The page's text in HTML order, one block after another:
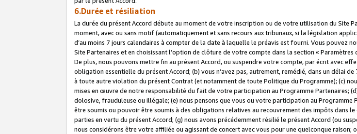
6.Durée et résiliation
La durée du présent Accord débute au moment de votre inscription ou de votre utilisation du Site
moment, avec ou sans motif (automatiquement et sans recours aux tribunaux, si la législation
d’au moins 7 jours calendaires à compter de la date à laquelle le préavis est fourni. Vous pouvez
Site Partenaires et en choisissant l’option de clôture de votre compte dans la section « Paramètres
De plus, nous pouvons mettre fin au présent Accord, ou suspendre votre compte, par écrit avec
obligation essentielle du présent Accord; (b) vous n’avez pas, autrement, remédié, dans un délai
à toute autre violation du présent Contrat (et notamment de toute Politique du Programme); (c)
mises en œuvre de notre responsabilité du fait de votre participation au Programme Partenaires;
dolosive, frauduleuse ou illégale; (e) nous pensons que vous ou votre participation au
être soumis ou pouvoir être soumis à des obligations relatives au recouvrement des impôts dans le
parties en vertu du présent Accord; (g) nous avons précédemment résilié le présent Accord (ou
nous considérons être votre affiliée ou agissant de concert avec vous pour une quelconque raison;